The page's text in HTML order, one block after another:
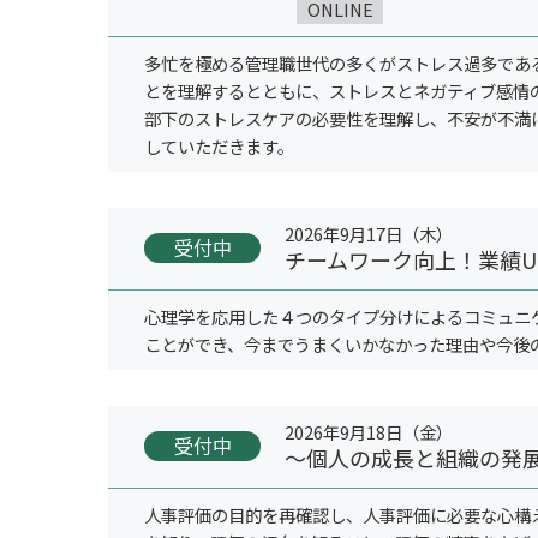
ONLINE
多忙を極める管理職世代の多くがストレス過多で
とを理解するとともに、ストレスとネガティブ感
部下のストレスケアの必要性を理解し、不安が不
していただきます。
受付中 2026年9月17日（木）
チームワーク向上！業績
心理学を応用した４つのタイプ分けによるコミュ
ことができ、今までうまくいかなかった理由や今
受付中 2026年9月18日（金）
～個人の成長と組織の発
人事評価の目的を再確認し、人事評価に必要な心